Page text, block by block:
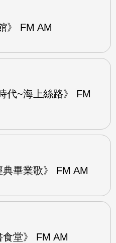
》 FM AM
代~海上絲路》 FM
典畢業歌》 FM AM
食堂》 FM AM